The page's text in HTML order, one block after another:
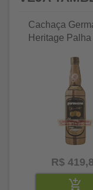
Cachaça
Heritage Palha
R$